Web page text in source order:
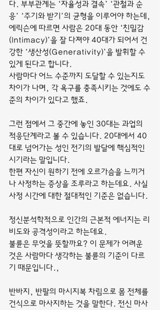
다. 부부관계는 ‘자율성과 결속’ ‘관철과 순
응’ ‘주기와 받기’의 균형을 이루어야 하는데,
에릭슨에 따르면 사람은 20대 동안 ‘친밀감
(Intimacy)’을 잘 다져야 40대가 되어서 건
강한 ‘생산성(Generativity)’을 발휘할 수
있게 된다고 합니다.
사람마다 어느 수준까지 도달할 수 있는지도
차이가 나며, 각 욕구를 충족시키는 것에도 수
준의 차이가 있다고 했죠.
그런 점에서 그 중간에 놓인 30대는 과업의
적응단계라고 볼 수 있습니다. 20대에서 40
대로 넘어가는 성인 전기의 발달에 핵심적인
시기라는 말입니다.
한편 자신이 원하기 전에 오르가슴을 느끼거
나 사정하는 증상을 조루라고 하는데요. 사실
사정 시간에 대한 절대적인 기준은 없습니다.
정신분석학적으로 인간의 근본적 에너지는 리
비도와 공격성이라고 하는데요.
불륜은 무엇을 뜻할까요? 이 문제가 어려운
것은 사람마다 생각하는 불륜의 기준이 다르
기 때문입니다.,
반바지, 반팔의 마시지복 차림으로 몸 전체를
건식으로 마사지하는 것을 말한다. 전신 마사